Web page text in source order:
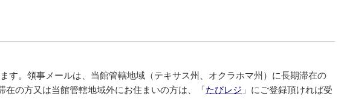
す。領事メールは、当館管轄地域（テキサス州、オクラホマ州）に長期滞在の
の方又は当館管轄地域外にお住まいの方は、「 たびレジ 」にご登録頂ければ受